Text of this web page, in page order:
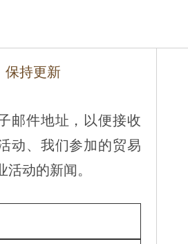
保持更新
邮件地址，以便接收
动、我们参加的贸易
活动的新闻。